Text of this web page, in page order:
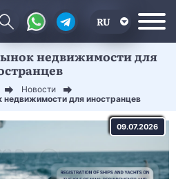
RU
EN
недвижимости для
Новости
для иностранцев
09.07.2026